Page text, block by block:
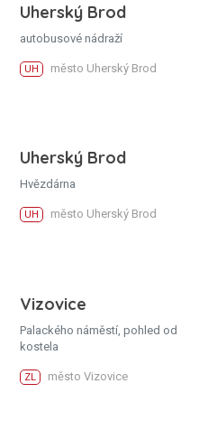
Uherský Brod
autobusové nádraží
UH město Uherský Brod
Uherský Brod
Hvězdárna
UH město Uherský Brod
Vizovice
Palackého náměstí, pohled od
kostela
ZL město Vizovice